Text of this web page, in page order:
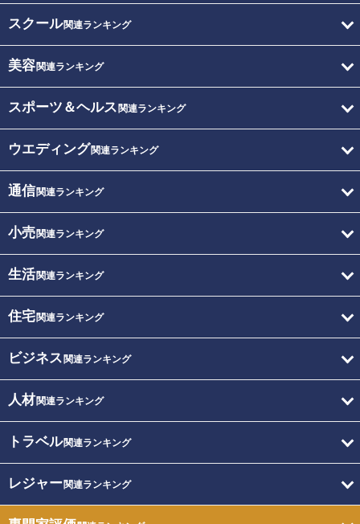
スクール関連ランキング
美容関連ランキング
スポーツ＆ヘルス 関連ランキング
ウエディング関連ランキング
通信関連ランキング
小売関連ランキング
生活関連ランキング
住宅関連ランキング
ビジネス 関連ランキング
人材関連ランキング
トラベル関連ランキング
レジャー関連ランキング